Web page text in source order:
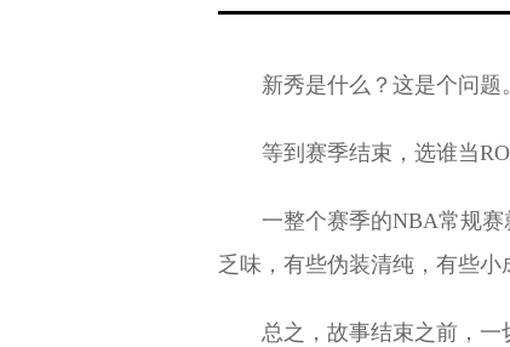
新秀是什么？这是个问题
等到赛季结束，选谁当
一整个赛季的NBA常规
乏味，有些伪装清纯，有些
总之，故事结束之前，一